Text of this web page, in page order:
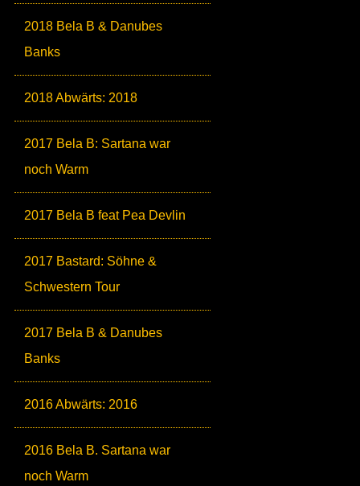
2018 Bela B & Danubes
Banks
2018 Abwärts: 2018
2017 Bela B: Sartana war
noch Warm
2017 Bela B feat Pea Devlin
2017 Bastard: Söhne &
Schwestern Tour
2017 Bela B & Danubes
Banks
2016 Abwärts: 2016
2016 Bela B. Sartana war
noch Warm